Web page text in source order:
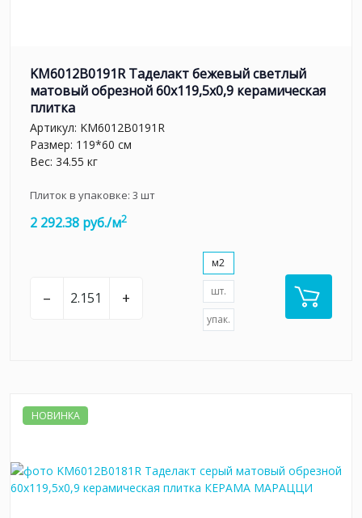
KM6012B0191R Таделакт бежевый светлый
матовый обрезной 60x119,5x0,9 керамическая
плитка
Артикул: KM6012B0191R
Размер: 119*60 см
Вес: 34.55 кг
Плиток в упаковке: 3 шт
2 292.38 руб./м2
– +
м2
шт.
упак.
НОВИНКА